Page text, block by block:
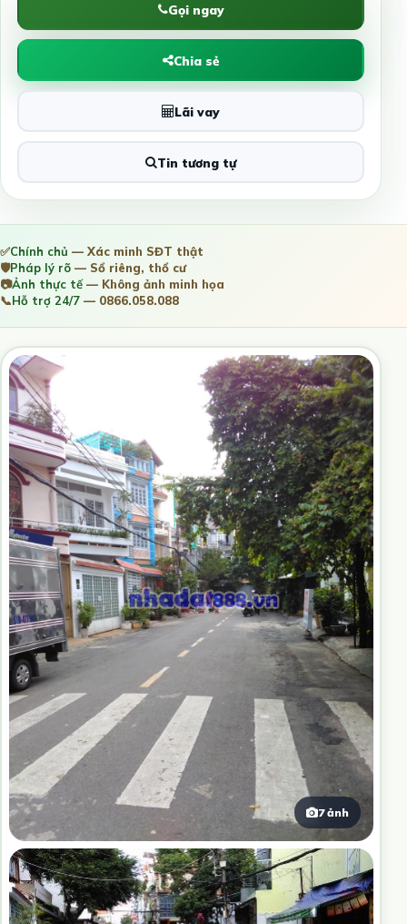
Gọi ngay
Chia sẻ
Lãi vay
Tin tương tự
✅Chính chủ — Xác minh SĐT thật
🛡️Pháp lý rõ — Sổ riêng, thổ cư
📷Ảnh thực tế— Không ảnh minh họa
📞Hỗ trợ 24/7 — 0866.058.088
7 ảnh